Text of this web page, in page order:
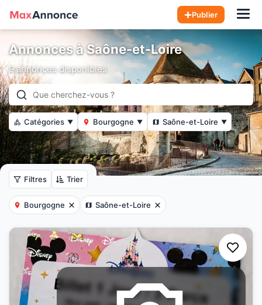
Publier
Annonces à Saône-et-Loire
9 annonces disponibles
Catégories ▼ Bourgogne ▼ Saône-et-Loire ▼
Filtres Trier
Bourgogne Saône-et-Loire